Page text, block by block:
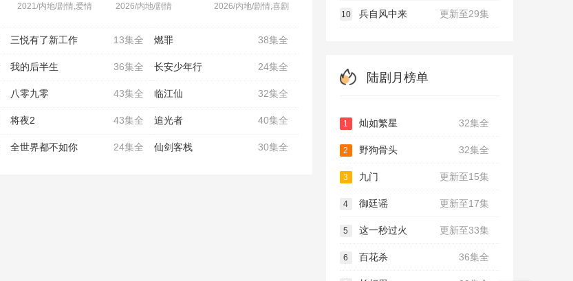
2021/内地/剧情,爱情 2026/内地/剧情 2026/内地/剧情,喜剧
13集全
三悦有了新工作 38集全
燃罪
36集全
我的后半生 24集全
长安少年行
43集全
八零九零 32集全
临江仙
43集全
将夜2 40集全
追光者
24集全
全世界都不如你 30集全
仙剑客栈
更新至29集
10 兵自风中来
陆剧月榜单
32集全
1 灿如繁星
32集全
2 野狗骨头
更新至15集
3 九门
更新至17集
4 御廷谣
更新至33集
5 这一秒过火
36集全
6 百花杀